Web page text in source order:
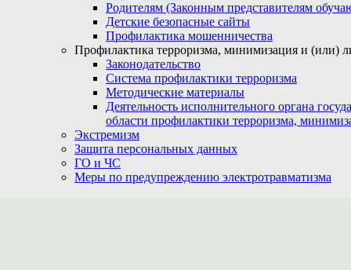
Родителям (Законным представителям
Детские безопасные сайты
Профилактика мошенничества
Профилактика терроризма, минимизация и (или)
Законодательство
Система профилактики терроризма
Методические материалы
Деятельность исполнительного органа
области профилактики терроризма,
Экстремизм
Защита персональных данных
ГО и ЧС
Меры по предупреждению электротравматизма